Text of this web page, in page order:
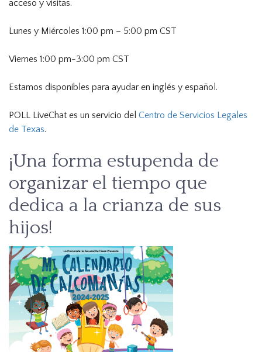
acceso y visitas.
Lunes y Miércoles 1:00 pm – 5:00 pm CST
Viernes 1:00 pm-3:00 pm CST
Estamos disponibles para ayudar en inglés y español.
POLL LiveChat es un servicio del Centro de Servicios Legales
de Texas.
¡Una forma estupenda de
organizar el tiempo que
dedica a la crianza de sus
hijos!